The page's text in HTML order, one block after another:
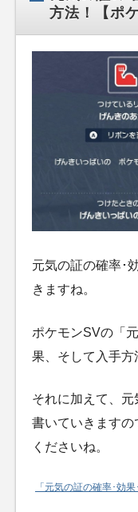
方法！【ポ
元気の証の確率･
きますね。
ポケモンSVの「
果、そして入手方
それに加えて、
書いていきますの
くださいね。
「元気の証の確率･効